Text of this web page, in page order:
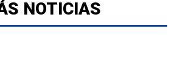
NOTICIAS